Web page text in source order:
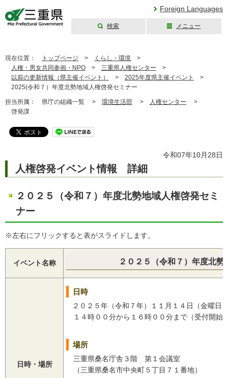
Foreign Languages
検索 メニュー
現在位置： トップページ > くらし・環境 >
人権・男女共同参画・NPO > 三重県人権センター >
以前の更新情報（県主催イベント）
> 2025年度県主催イベント
>
2025(令和７）年度北勢地域人権啓発セミナー
担当所属： 県庁の組織一覧 > 環境生活部 > 人権センター >
啓発課
令和07年10月28日
人権啓発イベント情報 詳細
２０２５（令和７）年度北勢地域人権啓発セミ
ナー
※左右にフリックすると表がスライドします。
イベント名称 ２０２５（令和７）年度北
日時・場所
日時
２０２５年（令和７年）１１月１４日（金曜日
１４時００分から１６時００分まで（受付開始
場所
三重県桑名庁舎３階 第１会議室
（三重県桑名市中央町５丁目７１番地）